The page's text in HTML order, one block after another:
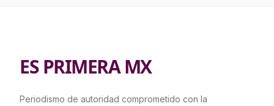
ES PRIMERA MX
Periodismo de autoridad comprometido con la